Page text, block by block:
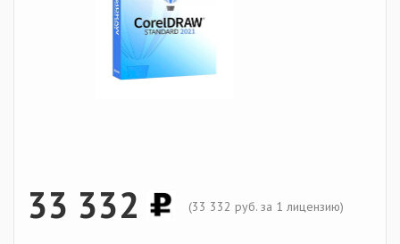
33 332 (33 332 руб. за 1 лицензию)